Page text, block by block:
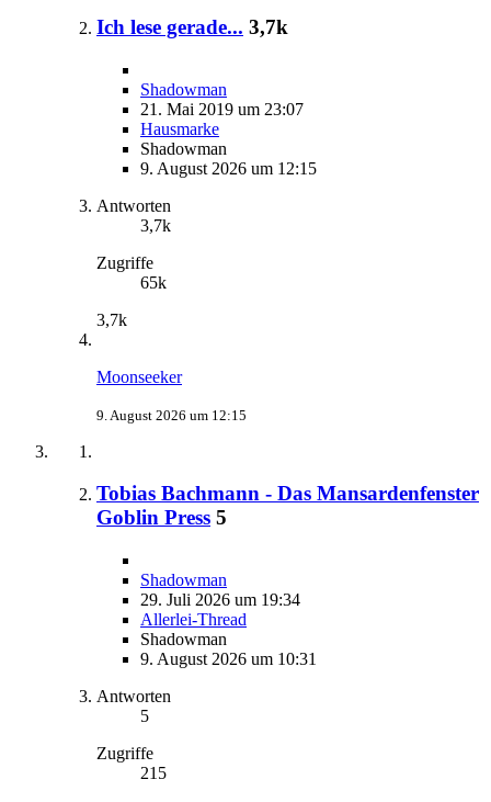
Ich lese gerade... 3,7k
Shadowman
21. Mai 2019 um 23:07
Hausmarke
Shadowman
9. August 2026 um 12:15
Antworten
3,7k
Zugriffe
65k
3,7k
Moonseeker
9. August 2026 um 12:15
Tobias Bachmann - Das Mansardenfenster
Goblin Press 5
Shadowman
29. Juli 2026 um 19:34
Allerlei-Thread
Shadowman
9. August 2026 um 10:31
Antworten
5
Zugriffe
215